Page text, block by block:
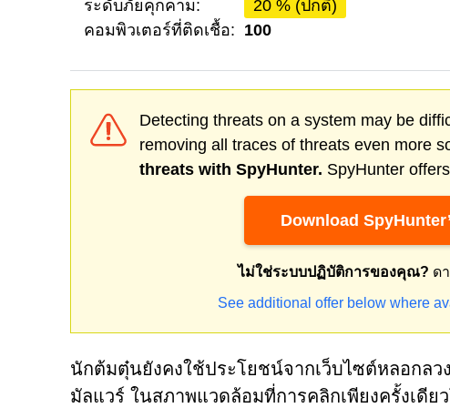
ระดับภัยคุกคาม:
20 % (ปกติ)
คอมพิวเตอร์ที่ติดเชื้อ: 100
Detecting threats on a system may be
removing all traces of threats even more
threats with SpyHunter. SpyHunter
Download
ไม่ใช่ระบบปฏิบัติการของคุณ? ด
See additional offer below where
นักต้มตุ๋นยังคงใช้ประโยชน์จากเว็บไซต์หลอกล
มัลแวร์ ในสภาพแวดล้อมที่การคลิกเพียงครั้งเดี